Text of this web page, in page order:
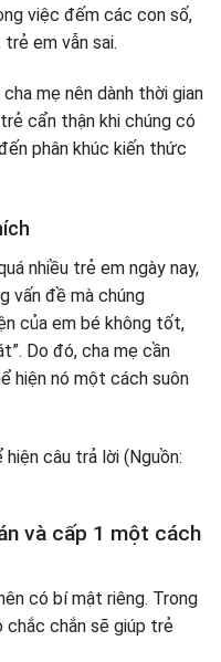
việc đếm các con số,
trẻ em vẫn sai.
mẹ nên dành thời gian
cẩn thận khi chúng có
phân khúc kiến ​​thức
nhiều trẻ em ngày nay,
vấn đề mà chúng
của em bé không tốt,
Do đó, cha mẹ cần
hiện nó một cách suôn
và cấp 1 một cách
có bí mật riêng. Trong
chắc chắn sẽ giúp trẻ